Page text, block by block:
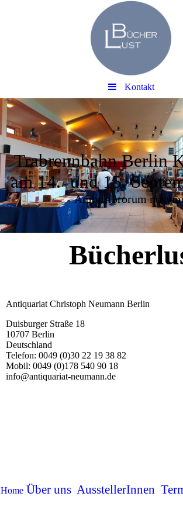
Kontakt
Trabrennbahn Berlin
am 14. und 15.
Amor librorum nos
Antiquariat Christoph Neumann Berlin
Duisburger Straße 18
10707 Berlin
Deutschland
Telefon: 0049 (0)30 22 19 38 82
Mobil: 0049 (0)178 540 90 18
info@antiquariat-neumann.de
Home Über uns AusstellerInnen